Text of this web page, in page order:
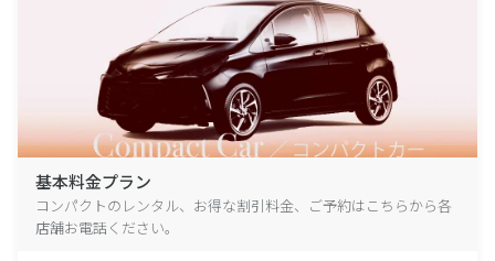
基本料金プラン
コンパクトのレンタル、お得な割引料金、ご予約はこちらから各
店舗お電話ください。